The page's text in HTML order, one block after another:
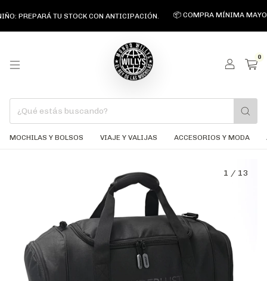
TU STOCK CON ANTICIPACIÓN. 📦 COMPRA MÍNIMA
0
MOCHILAS Y BOLSOS VIAJE Y VALIJAS ACCESORIOS Y MODA
1 / 13